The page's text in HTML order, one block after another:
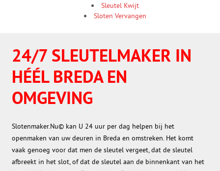
Sleutel Kwijt
Sloten Vervangen
24/7 SLEUTELMAKER IN
HÉÉL BREDA EN
OMGEVING
Slotenmaker.Nu© kan U 24 uur per dag helpen bij het
openmaken van uw deuren in Breda en omstreken. Het komt
vaak genoeg voor dat men de sleutel vergeet, dat de sleutel
afbreekt in het slot, of dat de sleutel aan de binnenkant van het